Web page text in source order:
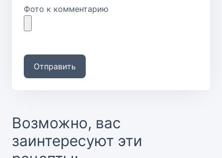
Фото к комментарию
Отправить
Возможно, вас
заинтересуют эти